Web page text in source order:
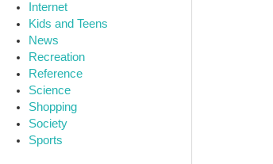
Internet
Kids and Teens
News
Recreation
Reference
Science
Shopping
Society
Sports